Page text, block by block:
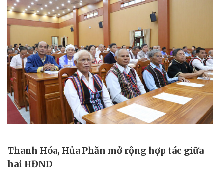
Thanh Hóa, Hủa Phăn mở rộng hợp tác giữa
hai HĐND